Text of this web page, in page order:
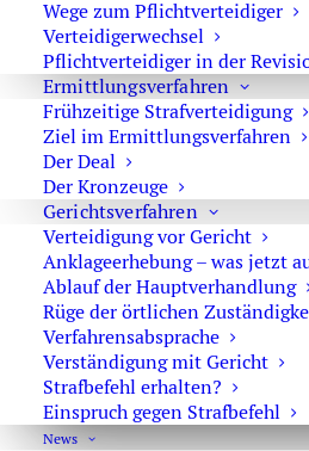
Wege zum Pflichtverteidiger
Verteidigerwechsel
Pflichtverteidiger in der
Ermittlungsverfahren
Frühzeitige Strafverteidigung
Ziel im Ermittlungsverfahren
Der Deal
Der Kronzeuge
Gerichtsverfahren
Verteidigung vor Gericht
Anklageerhebung – was jetzt
Ablauf der Hauptverhandlung
Rüge der örtlichen
Verfahrensabsprache
Verständigung mit Gericht
Strafbefehl erhalten?
Einspruch gegen Strafbefehl
News
Strafrecht, und ausschließlich
Ich verteidige Mandanten in
klarem Fokus auf eineeffektive
Verfahrenssteuerung.
Ziel ist es, Ihre Rechte
wenn möglich – einediskrete
ohne öffentliche
Strafverteidigung in allen
Als Strafverteidiger in Berlin
imErmittlungsverfahren
nachAnklageerhebung